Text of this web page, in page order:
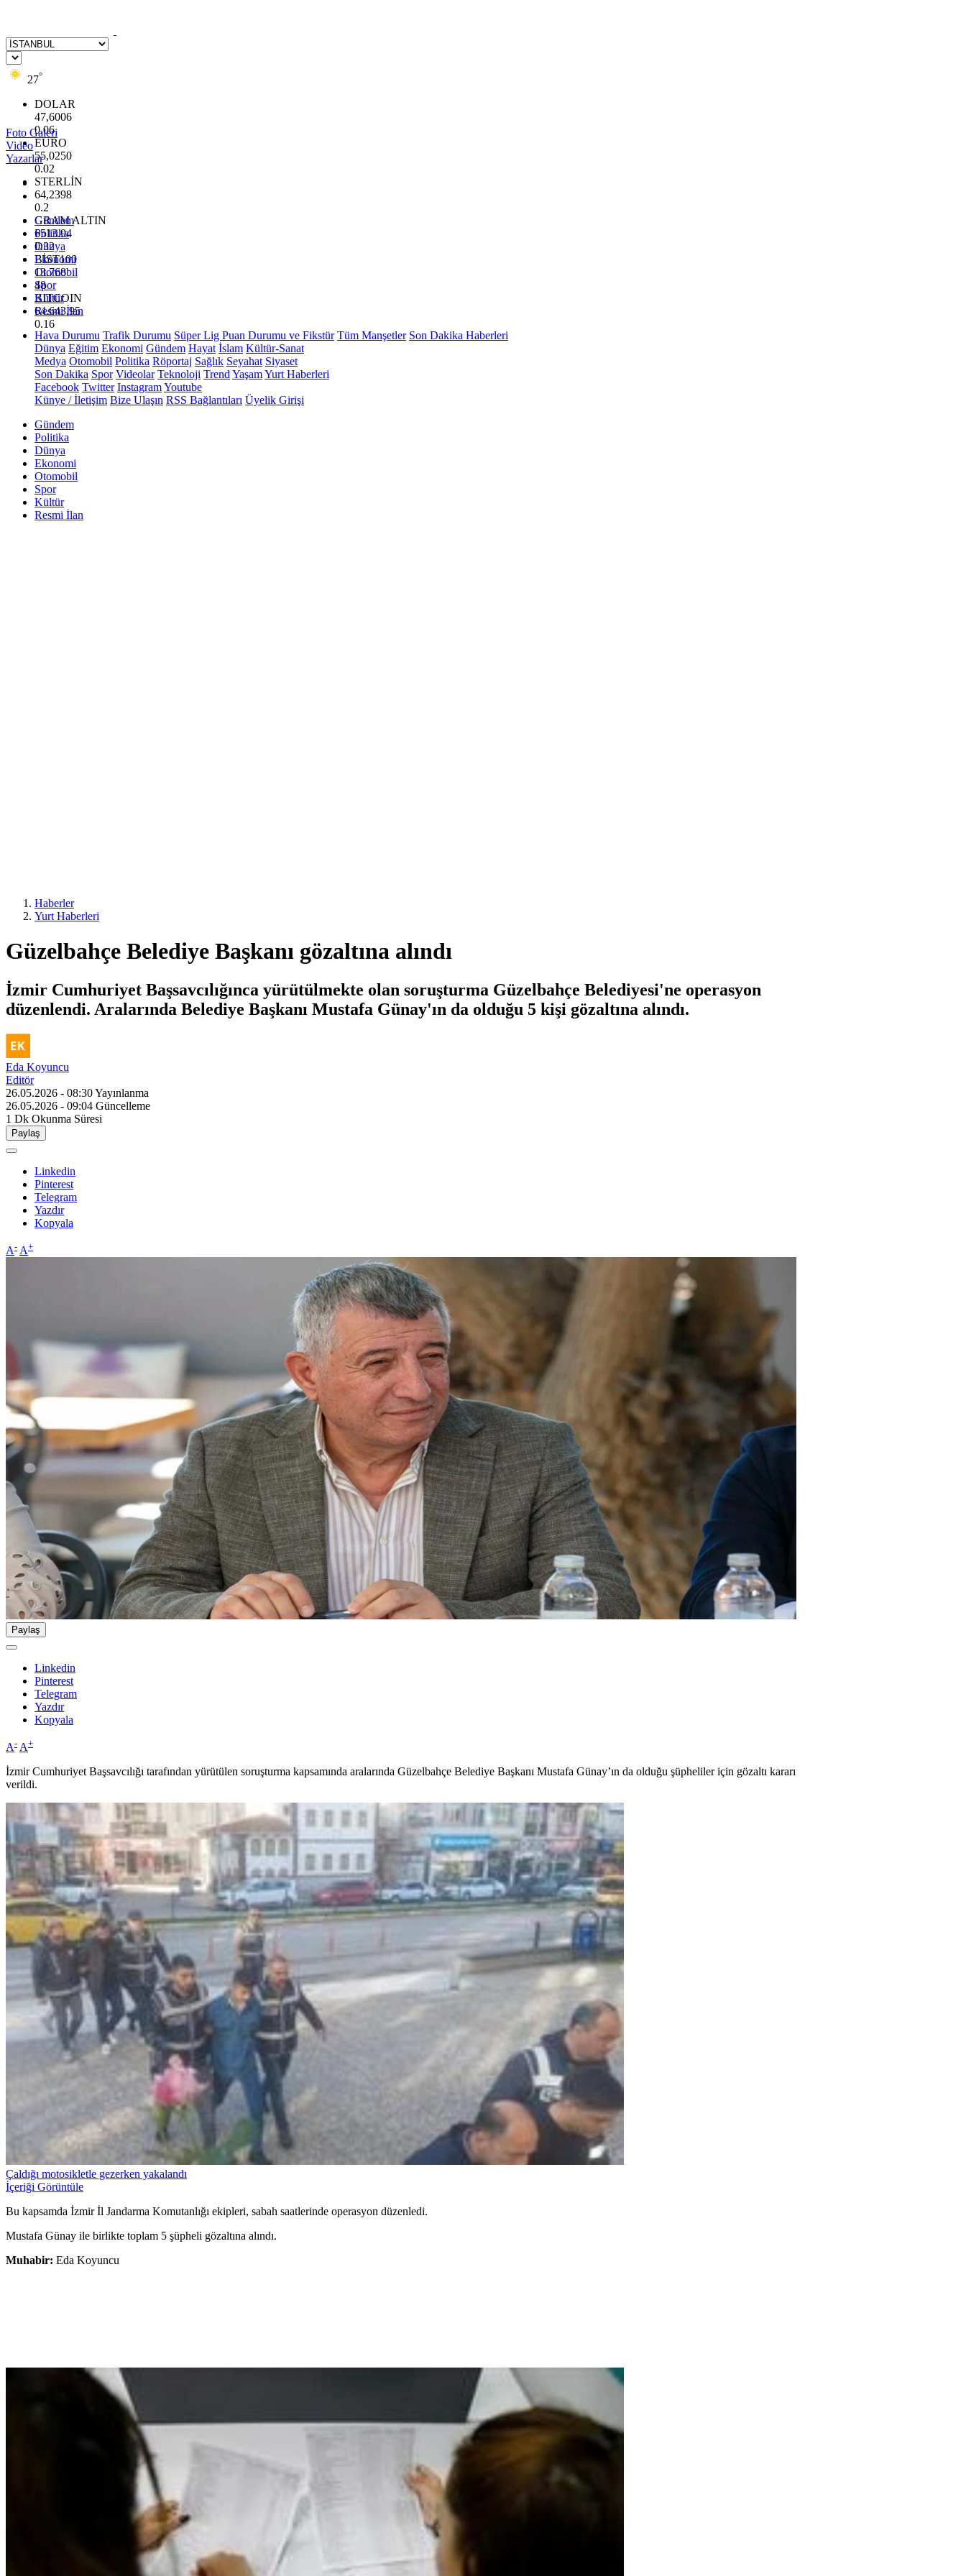
27°
DOLAR
47,6006
0.06
EURO
55,0250
0.02
STERLİN
64,2398
0.2
GRAM ALTIN
6513.94
0.32
BİST100
13.768
48
BITCOIN
64.643,95
0.16
Foto Galeri
Video
Yazarlar
Gündem
Politika
Dünya
Ekonomi
Otomobil
Spor
Kültür
Resmi İlan
Hava Durumu Trafik Durumu Süper Lig Puan Durumu ve Fikstür Tüm Manşetler Son Dakika Haberleri
Dünya Eğitim Ekonomi Gündem Hayat İslam Kültür-Sanat
Medya Otomobil Politika Röportaj Sağlık Seyahat Siyaset
Son Dakika Spor Videolar Teknoloji Trend YaşamYurt Haberleri
Facebook Twitter InstagramYoutube
Künye / İletişim Bize Ulaşın RSS Bağlantıları Üyelik Girişi
Gündem
Politika
Dünya
Ekonomi
Otomobil
Spor
Kültür
Resmi İlan
Haberler
Yurt Haberleri
Güzelbahçe Belediye Başkanı gözaltına alındı
İzmir Cumhuriyet Başsavcılığınca yürütülmekte olan soruşturma Güzelbahçe Belediyesi'ne operasyon
düzenlendi. Aralarında Belediye Başkanı Mustafa Günay'ın da olduğu 5 kişi gözaltına alındı.
Eda Koyuncu
Editör
26.05.2026 - 08:30Yayınlanma
26.05.2026 - 09:04 Güncelleme
1 Dk Okunma Süresi
Paylaş
Linkedin
Pinterest
Telegram
Yazdır
Kopyala
A- A+
Paylaş
Linkedin
Pinterest
Telegram
Yazdır
Kopyala
A- A+
İzmir Cumhuriyet Başsavcılığı tarafından yürütülen soruşturma kapsamında aralarında Güzelbahçe Belediye Başkanı Mustafa Günay’ın da olduğu şüpheliler için gözaltı kararı
verildi.
Çaldığı motosikletle gezerken yakalandı
İçeriği Görüntüle
Bu kapsamda İzmir İl Jandarma Komutanlığı ekipleri, sabah saatlerinde operasyon düzenledi.
Mustafa Günay ile birlikte toplam 5 şüpheli gözaltına alındı.
Muhabir: Eda Koyuncu